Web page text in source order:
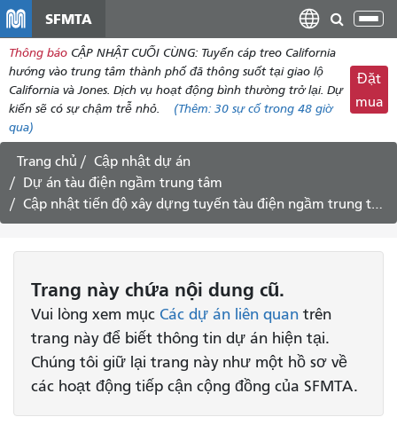
dung
SFMTA
Thông báo CẬP NHẬT CUỐI CÙNG: Tuyến cáp treo California
hướng vào trung tâm thành phố đã thông suốt tại giao lộ
California và Jones. Dịch vụ hoạt động bình thường trở lại. Dự
kiến ​​sẽ có sự chậm trễ nhỏ.
(Thêm: 30 sự cố trong 48 giờ
qua)
Đặt
mua
Trang chủ
Cập nhật dự án
Dự án tàu điện ngầm trung tâm
Cập nhật tiến độ xây dựng tuyến tàu điện ngầm trung tâm ngày 19/9/2014
Trang này chứa nội dung cũ.
Vui lòng xem mục Các dự án liên quan trên
trang này để biết thông tin dự án hiện tại.
Chúng tôi giữ lại trang này như một hồ sơ về
các hoạt động tiếp cận cộng đồng của SFMTA.